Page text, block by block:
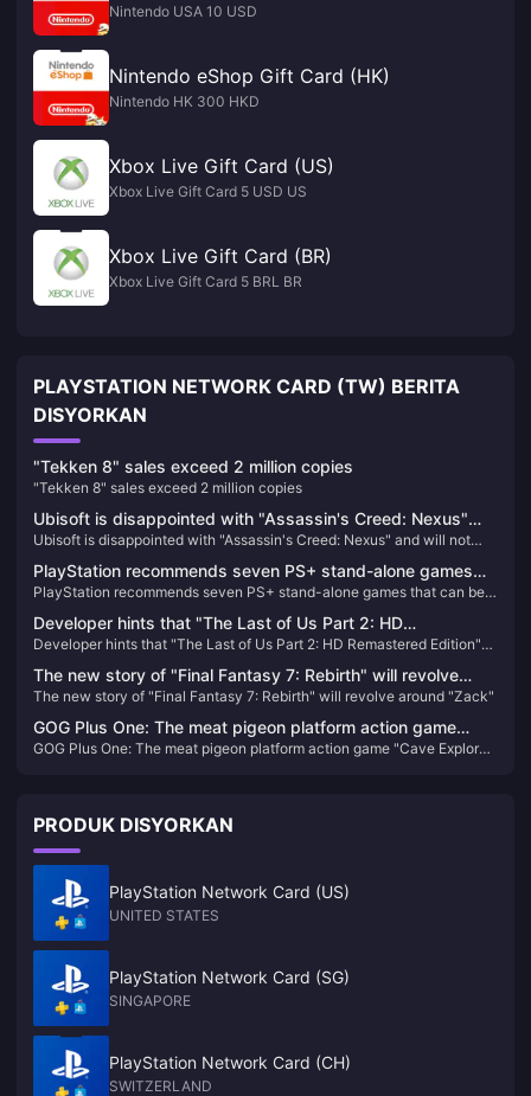
Nintendo USA 10 USD
Nintendo eShop Gift Card (HK)
Nintendo HK 300 HKD
Xbox Live Gift Card (US)
Xbox Live Gift Card 5 USD US
Xbox Live Gift Card (BR)
Xbox Live Gift Card 5 BRL BR
PLAYSTATION NETWORK CARD (TW) BERITA
DISYORKAN
"Tekken 8" sales exceed 2 million copies
"Tekken 8" sales exceed 2 million copies
Ubisoft is disappointed with "Assassin's Creed: Nexus"
and will not increase VR investment for the time being
Ubisoft is disappointed with "Assassin's Creed: Nexus" and will not
PlayStation recommends seven PS+ stand-alone games
that can be enjoyed by multiple people
PlayStation recommends seven PS+ stand-alone games that can be
Developer hints that "The Last of Us Part 2: HD
Remastered Edition" will be "bloody and bloody" is quite
difficult
Developer hints that "The Last of Us Part 2: HD Remastered Edition"
The new story of "Final Fantasy 7: Rebirth" will revolve
around "Zack"
The new story of "Final Fantasy 7: Rebirth" will revolve around "Zack"
GOG Plus One: The meat pigeon platform action game
"Cave Explorer" is now available for free
GOG Plus One: The meat pigeon platform action game "Cave Explorer"
PRODUK DISYORKAN
PlayStation Network Card (US)
UNITED STATES
PlayStation Network Card (SG)
SINGAPORE
PlayStation Network Card (CH)
SWITZERLAND